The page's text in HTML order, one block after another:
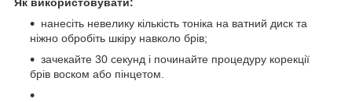
нанесіть невелику кількість тоніка на ватний диск та
ніжно обробіть шкіру навколо брів;
зачекайте 30 секунд і починайте процедуру корекції
брів воском або пінцетом.